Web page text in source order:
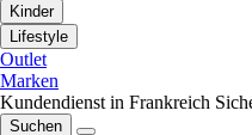
Kinder
Lifestyle
Outlet
Marken
Kundendienst in Frankreich
Suchen